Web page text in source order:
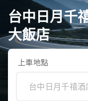
台中日月千
大飯店
上車地點